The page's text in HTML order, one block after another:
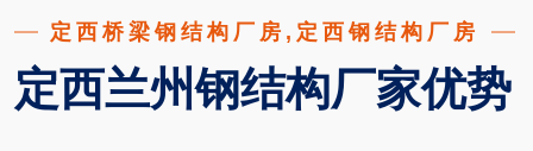
定西桥梁钢结构厂房,定西钢结构厂房
定西兰州钢结构厂家优势